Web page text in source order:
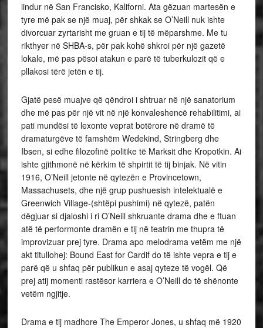
lindur në San Francisko, Kaliforni. Ata gëzuan martesën e
tyre më pak se një muaj, për shkak se O’Neill nuk ishte
divorcuar zyrtarisht me gruan e tij të mëparshme. Me tu
rikthyer në SHBA-s, për pak kohë shkroi për një gazetë
lokale, më pas pësoi atakun e parë të tuberkulozit që e
pllakosi tërë jetën e tij.
Gjatë pesë muajve që qëndroi i shtruar në një sanatorium
dhe më pas për një vit në një konvaleshencë rehabilitimi, ai
pati mundësi të lexonte veprat botërore në dramë të
dramaturgëve të famshëm Wedekind, Stringberg dhe
Ibsen, si edhe filozofinë politike të Marksit dhe Kropotkin. Ai
ishte gjithmonë në kërkim të shpirtit të tij binjak. Në vitin
1916, O’Neill jetonte në qytezën e Provincetown,
Massachusets, dhe një grup pushuesish intelektualë e
Greenwich Village-(shtëpi pushimi) në qytezë, patën
dëgjuar si djaloshi i ri O’Neill shkruante drama dhe e ftuan
atë të performonte dramën e tij në teatrin me thupra të
improvizuar prej tyre. Drama apo melodrama vetëm me një
akt titullohej: Bound East for Cardif do të ishte vepra e tij e
parë që u shfaq për publikun e asaj qyteze të vogël. Që
prej atij momenti rastësor karriera e O’Neill do të shënonte
vetëm ngjitje.
Drama e tij madhore The Emperor Jones, u shfaq më 1920